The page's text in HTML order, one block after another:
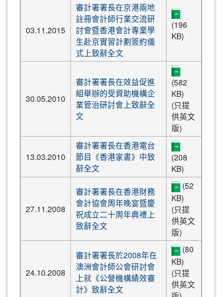
03.11.2015
審計署署長在京港兩地
註冊會計師行業交流研
討會暨香港會計專業學
生赴京實習計劃簽約儀
式上致辭全文
(196
KB)
30.05.2010
審計署署長在效益促進
組舉辦的受資助機構企
業管治研討會上致辭全
文
(582
KB)
(只提
供英文
版)
13.03.2010
審計署署長在香港電台
節目《香港家書》中致
辭全文
(208
KB)
27.11.2008
審計署署長在香港財務
會計協會周年晚宴暨慶
祝成立二十周年典禮上
致辭全文
(52
KB)
(只提
供英文
版)
24.10.2008
審計署署長於2008年在
澳洲會計師公會研討會
上就《公營機構績效審
計》致辭全文
(80
KB)
(只提
供英文